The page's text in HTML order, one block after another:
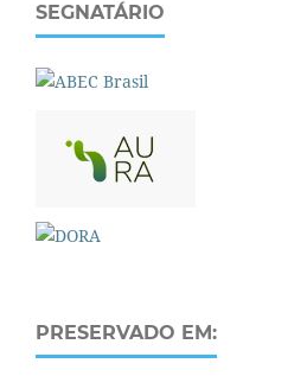
SEGNATÁRIO
PRESERVADO EM: